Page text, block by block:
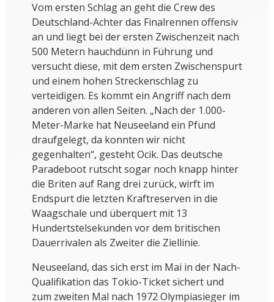
Vom ersten Schlag an geht die Crew des
Deutschland-Achter das Finalrennen offensiv
an und liegt bei der ersten Zwischenzeit nach
500 Metern hauchdünn in Führung und
versucht diese, mit dem ersten Zwischenspurt
und einem hohen Streckenschlag zu
verteidigen. Es kommt ein Angriff nach dem
anderen von allen Seiten. „Nach der 1.000-
Meter-Marke hat Neuseeland ein Pfund
draufgelegt, da konnten wir nicht
gegenhalten“, gesteht Ocik. Das deutsche
Paradeboot rutscht sogar noch knapp hinter
die Briten auf Rang drei zurück, wirft im
Endspurt die letzten Kraftreserven in die
Waagschale und überquert mit 13
Hundertstelsekunden vor dem britischen
Dauerrivalen als Zweiter die Ziellinie.
Neuseeland, das sich erst im Mai in der Nach-
Qualifikation das Tokio-Ticket sichert und
zum zweiten Mal nach 1972 Olympiasieger im